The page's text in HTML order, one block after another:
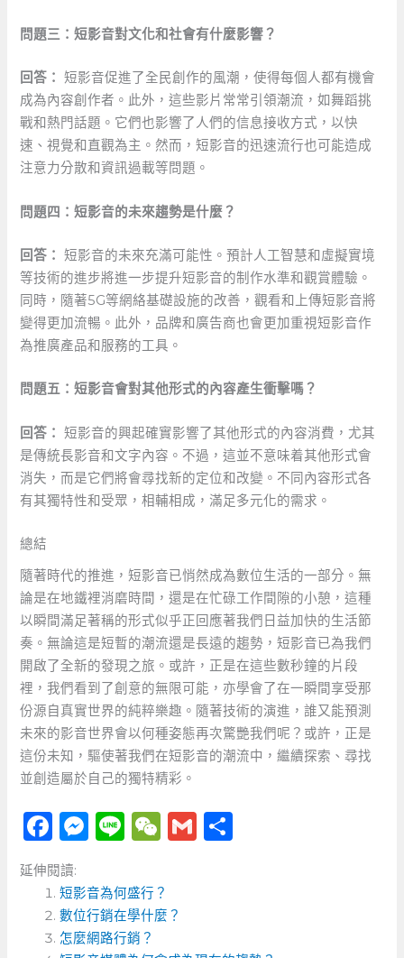
問題三：短影音對文化和社會有什麼影響？
回答： 短影音促進了全民創作的風潮，使得每個人都有機會
成為內容創作者。此外，這些影片常常引領潮流，如舞蹈挑
戰和熱門話題。它們也影響了人們的信息接收方式，以快
速、視覺和直觀為主。然而，短影音的迅速流行也可能造成
注意力分散和資訊過載等問題。
問題四：短影音的未來趨勢是什麼？
回答： 短影音的未來充滿可能性。預計人工智慧和虛擬實境
等技術的進步將進一步提升短影音的制作水準和觀賞體驗。
同時，隨著5G等網絡基礎設施的改善，觀看和上傳短影音將
變得更加流暢。此外，品牌和廣告商也會更加重視短影音作
為推廣產品和服務的工具。
問題五：短影音會對其他形式的內容產生衝擊嗎？
回答： 短影音的興起確實影響了其他形式的內容消費，尤其
是傳統長影音和文字內容。不過，這並不意味着其他形式會
消失，而是它們將會尋找新的定位和改變。不同內容形式各
有其獨特性和受眾，相輔相成，滿足多元化的需求。
總結
隨著時代的推進，短影音已悄然成為數位生活的一部分。無
論是在地鐵裡消磨時間，還是在忙碌工作間隙的小憩，這種
以瞬間滿足著稱的形式似乎正回應著我們日益加快的生活節
奏。無論這是短暫的潮流還是長遠的趨勢，短影音已為我們
開啟了全新的發現之旅。或許，正是在這些數秒鐘的片段
裡，我們看到了創意的無限可能，亦學會了在一瞬間享受那
份源自真實世界的純粹樂趣。隨著技術的演進，誰又能預測
未來的影音世界會以何種姿態再次驚艷我們呢？或許，正是
這份未知，驅使著我們在短影音的潮流中，繼續探索、尋找
並創造屬於自己的獨特精彩。
F
a
c
e
b
M
ss
e
n
Li
e
W
C
h
G
延伸閱讀:
短影音為何盛行？
數位行銷在學什麼？
怎麼網路行銷？